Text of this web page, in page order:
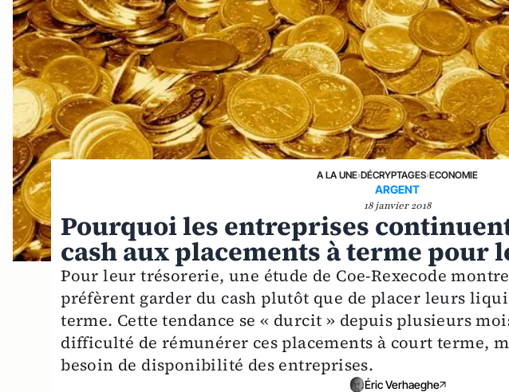
A LA UNE›DÉCRYPTAGES›ECONOMIE
ARGENT
18 janvier 2018
Pourquoi les entreprises
cash aux placements à terme pour
Pour leur trésorerie, une étude de Coe-Rexecode
préfèrent garder du cash plutôt que de placer leurs
terme. Cette tendance se « durcit » depuis plusieurs
difficulté de rémunérer ces placements à court terme,
besoin de disponibilité des entreprises.
Éric Verhaeghe